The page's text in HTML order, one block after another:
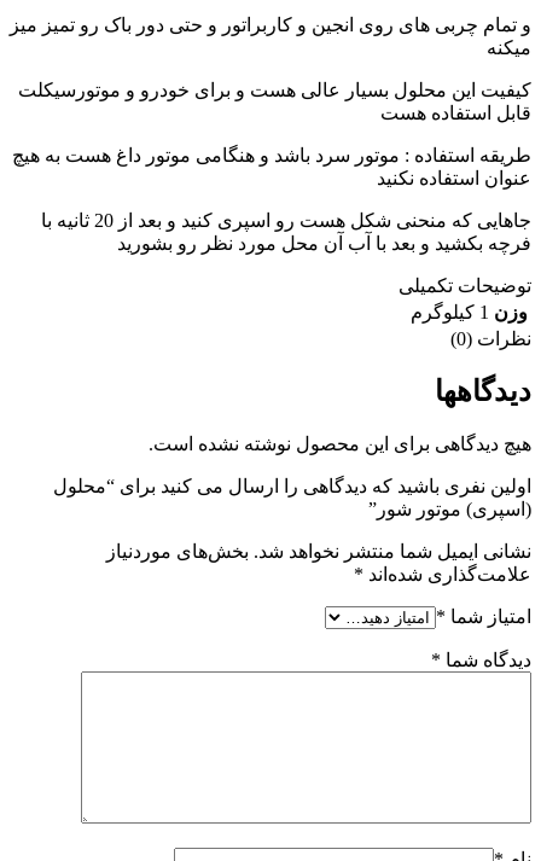
و تمام چربی های روی انجین و کاربراتور و حتی دور باک رو تمیز میز
میکنه
کیفیت این محلول بسیار عالی هست و برای خودرو و موتورسیکلت
قابل استفاده هست
طریقه استفاده : موتور سرد باشد و هنگامی موتور داغ هست به هیچ
عنوان استفاده نکنید
جاهایی که منحنی شکل هست رو اسپری کنید و بعد از 20 ثانیه با
فرچه بکشید و بعد با آب آن محل مورد نظر رو بشورید
توضیحات تکمیلی
وزن 1 کیلوگرم
نظرات (0)
دیدگاهها
هیچ دیدگاهی برای این محصول نوشته نشده است.
اولین نفری باشید که دیدگاهی را ارسال می کنید برای “محلول
(اسپری) موتور شور”
نشانی ایمیل شما منتشر نخواهد شد. بخش‌های موردنیاز
علامت‌گذاری شده‌اند *
امتیاز شما *
دیدگاه شما *